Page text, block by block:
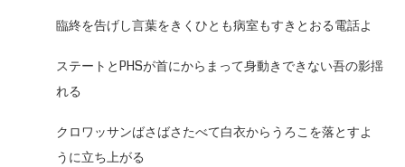
臨終を告げし言葉をきくひとも病室もすきとおる電話よ
ステートとPHSが首にからまって身動きできない吾の影揺
れる
クロワッサンばさばさたべて白衣からうろこを落とすよ
うに立ち上がる